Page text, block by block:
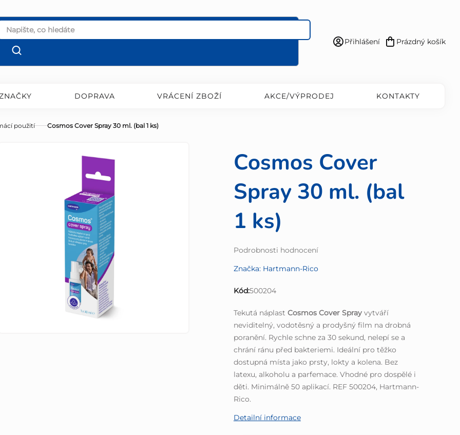
Přihlášení
Nákupní
Prázdný košík
DOPRAVA VRÁCENÍ ZBOŽÍ AKCE/VÝPRODEJ KONTAKTY
použití Cosmos Cover Spray 30 ml. (bal 1 ks)
Cosmos Cover
Spray 30 ml. (bal
1 ks)
Průměrné
produktu
0,0
hvězdiček.
Podrobnosti hodnocení
Značka: Hartmann-Rico
Kód:500204
Tekutá náplast Cosmos Cover Sprayvytváří
neviditelný, vodotěsný a prodyšný film na drobná
poranění. Rychle schne za 30 sekund, nelepí se a
chrání ránu před bakteriemi. Ideální pro těžko
dostupná místa jako prsty, lokty a kolena. Bez
latexu, alkoholu a parfemace. Vhodné pro dospělé i
děti. Minimálně 50 aplikací. REF 500204, Hartmann-
Rico.
Detailní informace